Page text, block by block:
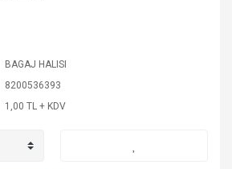
BAGAJ HALISI
8200536393
1,00 TL + KDV